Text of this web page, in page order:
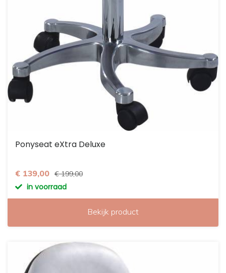
Ponyseat eXtra Deluxe
€ 139,00 € 199,00
in voorraad
Bekijk product